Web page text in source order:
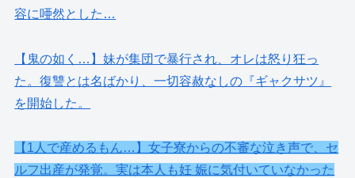
容に唖然とした…
【鬼の如く…】妹が集団で暴行され、オレは怒り狂っ
た。復讐とは名ばかり、一切容赦なしの『ギャクサツ』
を開始した。
【1人で産めるもん…】女子寮からの不審な泣き声で、セ
ルフ出産が発覚。実は本人も妊 娠に気付いていなかった